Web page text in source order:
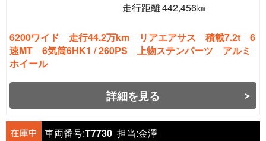
走行距離442,456㎞
6200ワイド 走行44.2万km リアエアサス 積載7.2t 6
速MT 6気筒6HK1 / 260PS 上物ステンパーツ アルミ
ホイール
詳細を見る
車両番号:T7730 担当:金澤